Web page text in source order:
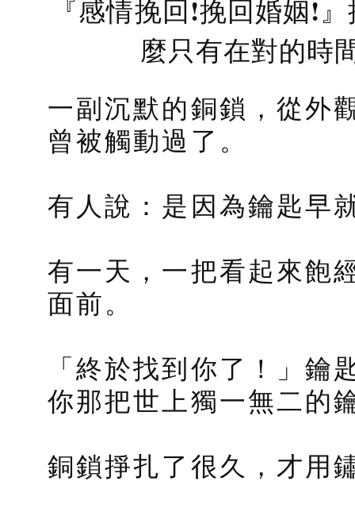
『感情挽回!挽回婚姻!
麼只有在對的時
一副沉默的銅鎖，從外
曾被觸動過了。
有人說：是因為鑰匙早
有一天，一把看起來飽
面前。
「終於找到你了！」
你那把世上獨一無二的
銅鎖掙扎了很久，才用